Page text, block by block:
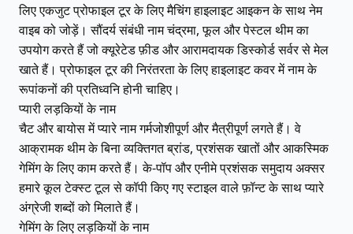
लिए एकजुट प्रोफाइल टूर के लिए मैचिंग हाइलाइट आइकन के साथ नेम
वाइब को जोड़ें। सौंदर्य संबंधी नाम चंद्रमा, फूल और पेस्टल थीम का
उपयोग करते हैं जो क्यूरेटेड फ़ीड और आरामदायक डिस्कोर्ड सर्वर से मेल
खाते हैं। प्रोफाइल टूर की निरंतरता के लिए हाइलाइट कवर में नाम के
रूपांकनों की प्रतिध्वनि होनी चाहिए।
प्यारी लड़कियों के नाम
चैट और बायोस में प्यारे नाम गर्मजोशीपूर्ण और मैत्रीपूर्ण लगते हैं। वे
आक्रामक थीम के बिना व्यक्तिगत ब्रांड, प्रशंसक खातों और आकस्मिक
गेमिंग के लिए काम करते हैं। के-पॉप और एनीमे प्रशंसक समुदाय अक्सर
हमारे कूल टेक्स्ट टूल से कॉपी किए गए स्टाइल वाले फ़ॉन्ट के साथ प्यारे
अंग्रेजी शब्दों को मिलाते हैं।
गेमिंग के लिए लड़कियों के नाम